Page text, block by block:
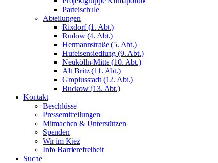
Parteischule
Abteilungen
Rixdorf (1. Abt.)
Rudow (4. Abt.)
Hermannstraße (5. Abt.)
Hufeisensiedlung (9. Abt.)
Neukölln-Mitte (10. Abt.)
Alt-Britz (11. Abt.)
Gropiusstadt (12. Abt.)
Buckow (13. Abt.)
Kontakt
Beschlüsse
Pressemitteilungen
Mitmachen & Unterstützen
Spenden
Wir im Kiez
Info Barrierefreiheit
Suche